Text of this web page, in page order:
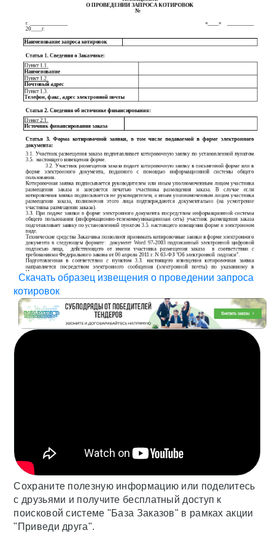
Скачать образец извещения о проведении запроса
котировок
Сохраните полезную информацию или поделитесь
с друзьями и получите бесплатный доступ к
поисковой системе "База Заказов" в рамках акции
"Приведи друга".